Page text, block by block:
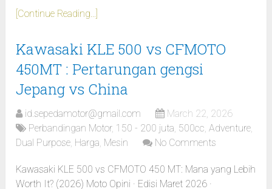
[Continue Reading...]
Kawasaki KLE 500 vs CFMOTO
450MT : Pertarungan gengsi
Jepang vs China
id.sepedamotor@gmail.com
March 22, 2026
Perbandingan Motor, 150 - 200 juta, 500cc,Adventure,
Dual Purpose, Harga, Mesin No Comments
Kawasaki KLE 500 vs CFMOTO 450 MT: Mana yang Lebih
Worth It? (2026) Moto Opini · Edisi Maret 2026 ·